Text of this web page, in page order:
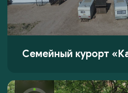
Семейный курорт